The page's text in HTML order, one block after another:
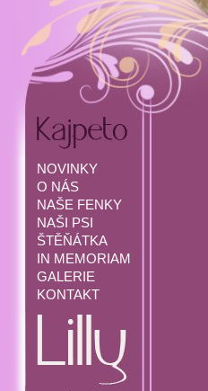
NOVINKY
O NÁS
NAŠE FENKY
NAŠI PSI
ŠTĚŇÁTKA
IN MEMORIAM
GALERIE
KONTAKT